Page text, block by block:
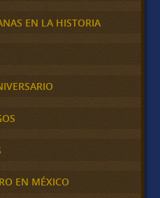
EN LA HISTORIA
EN MÉXICO